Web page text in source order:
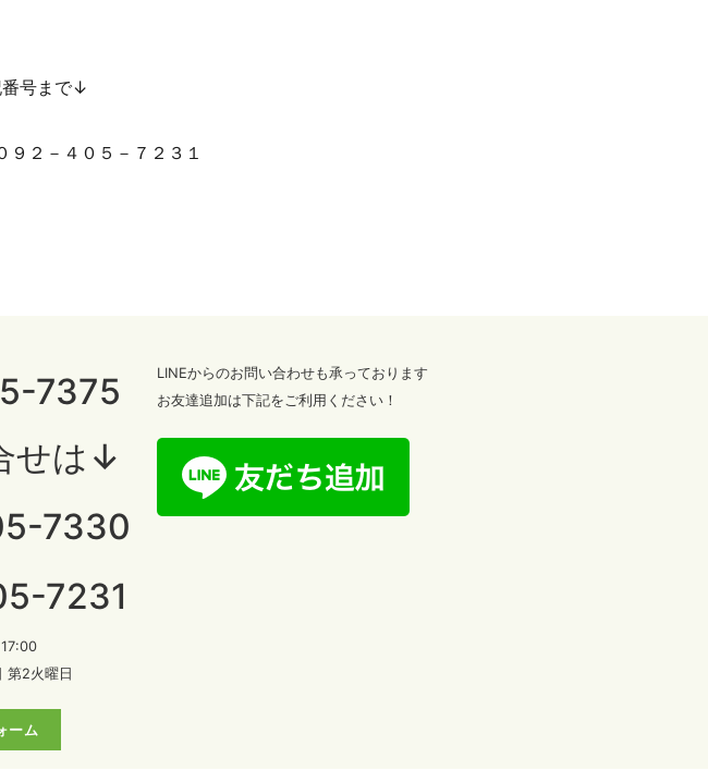
号まで↓
２－４０５－７２３１
7375
せは↓
7330
7231
第2火曜日
ーム
LINEからのお問い合わせも承っております
お友達追加は下記をご利用ください！